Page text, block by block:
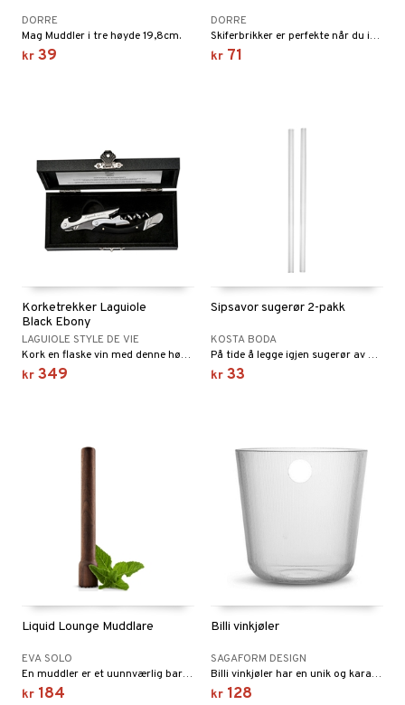
DORRE
Mag Muddler i tre høyde 19,8cm.
kr 39
DORRE
Skiferbrikker er perfekte når du ikke ønsker å få kondens fra glasset på bordet ditt.
kr 71
Korketrekker Laguiole
Black Ebony
LAGUIOLE STYLE DE VIE
Kork en flaske vin med denne høykvalitets korketrekker Black Ebony fra Luxury Line of Laguiole Style de Vie.
kr 349
Sipsavor sugerør 2-pakk
KOSTA BODA
På tide å legge igjen sugerør av både plast og papir. Sipsavor fra Kosta Boda er et rett glasssugerrør.
kr 33
Liquid Lounge Muddlare
EVA SOLO
En muddler er et uunnværlig bartenderverktøy som er designet for å frigjøre de dype aromaene og smakene fra frukt, urter og krydder i cocktailene dine.
kr 184
Billi vinkjøler
SAGAFORM DESIGN
Billi vinkjøler har en unik og karakteristisk design som tydelig representerer Sagaform. En vinkjøler redder alle varme sommerdager og holder valgfri drikke kald på en praktisk og stilig måte.
kr 128